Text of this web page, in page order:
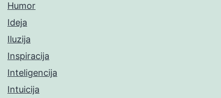
Humor
Ideja
Iluzija
Inspiracija
Inteligencija
Intuicija